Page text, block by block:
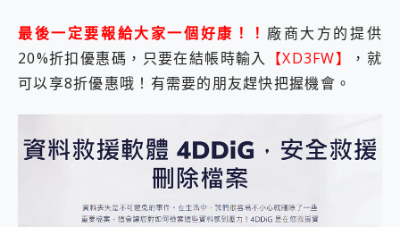
最後一定要報給大家一個好康！！ 廠商大方的提供
20%折扣優惠碼，只要在結帳時輸入 【XD3FW】
，就
可以享8折優惠哦！有需要的朋友趕快把握機會。